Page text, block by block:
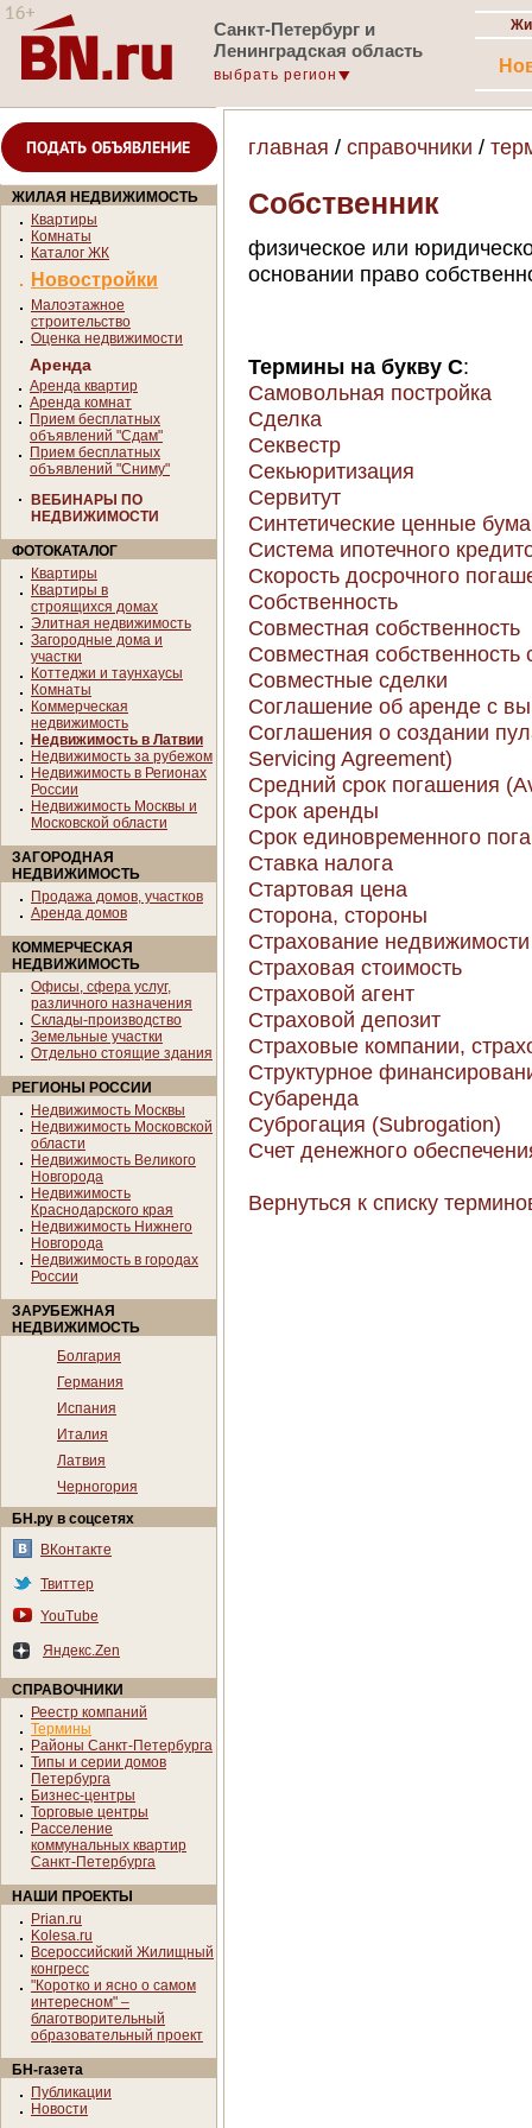
Санкт-Петербург и
Ленинградская область
выбрать регион
ПОДАТЬ ОБЪЯВЛЕНИЕ
ЖИЛАЯ НЕДВИЖИМОСТЬ
Квартиры
Комнаты
Каталог ЖК
Новостройки
Малоэтажное
строительство
Оценка недвижимости
Аренда
Аренда квартир
Аренда комнат
Прием бесплатных
объявлений "Сдам"
Прием бесплатных
объявлений "Сниму"
ВЕБИНАРЫ ПО
НЕДВИЖИМОСТИ
ФОТОКАТАЛОГ
Квартиры
Квартиры в
строящихся домах
Элитная недвижимость
Загородные дома и
участки
Коттеджи и таунхаусы
Комнаты
Коммерческая
недвижимость
Недвижимость в Латвии
Недвижимость за рубежом
Недвижимость в Регионах
России
Недвижимость Москвы и
Московской области
ЗАГОРОДНАЯ
НЕДВИЖИМОСТЬ
Продажа домов, участков
Аренда домов
КОММЕРЧЕСКАЯ
НЕДВИЖИМОСТЬ
Офисы, сфера услуг,
различного назначения
Склады-производство
Земельные участки
Отдельно стоящие здания
РЕГИОНЫ РОССИИ
Недвижимость Москвы
Недвижимость Московской
области
Недвижимость Великого
Новгорода
Недвижимость
Краснодарского края
Недвижимость Нижнего
Новгорода
Недвижимость в городах
России
ЗАРУБЕЖНАЯ
НЕДВИЖИМОСТЬ
Болгария
Германия
Испания
Италия
Латвия
Черногория
БН.ру в соцсетях
ВКонтакте
Твиттер
YouTube
Яндекс.Zen
СПРАВОЧНИКИ
Реестр компаний
Термины
Районы Санкт-Петербурга
Типы и серии домов
Петербурга
Бизнес-центры
Торговые центры
Расселение
коммунальных квартир
Санкт-Петербурга
НАШИ ПРОЕКТЫ
Prian.ru
Kolesa.ru
Всероссийский Жилищный
конгресс
"Коротко и ясно о самом
интересном" –
благотворительный
образовательный проект
БН-газета
Публикации
Новости
главная / справочники /
Собственник
физическое или
основании право
Термины на букву С:
Самовольная постройка
Сделка
Секвестр
Секьюритизация
Сервитут
Синтетические ценные
Система ипотечного
Скорость досрочного
Собственность
Совместная собственность
Совместная собственность
Совместные сделки
Соглашение об аренде с
Соглашения о создании
Servicing Agreement)
Средний срок погашения
Срок аренды
Срок единовременного
Ставка налога
Стартовая цена
Сторона, стороны
Страхование
Страховая стоимость
Страховой агент
Страховой депозит
Страховые компании,
Структурное
Субаренда
Суброгация (Subrogation)
Счет денежного
Вернуться к списку